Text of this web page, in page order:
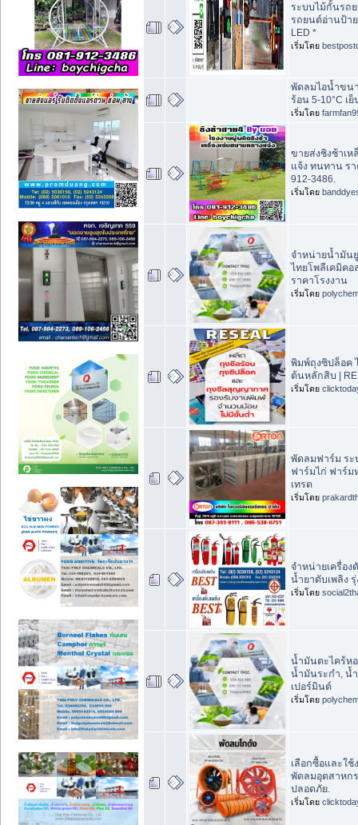
ระบบไม้กั้นรถ
รถยนต์อ่านป้า
LED *
เริ่มโดย
พัดลมไอน้ำขน
ร้อน 5-10°C เ
เริ่มโดย
ขายส่งชิงช้าเห
แจ้ง ทนทาน รา
912-3486.
เริ่มโดย
จำหน่ายน้ำมัน
ไทยโพลีเคมิค
ราคาโรงงาน
เริ่มโดย
พิมพ์ถุงซิปล็อค
ต้นหลักสิบ |
เริ่มโดย
พัดลมฟาร์ม ระ
ฟาร์มไก่ ฟาร์ม
เทรด
เริ่มโดย
จำหน่ายเครื่อง
น้ำยาดับเพลิง รุ่
เริ่มโดย
น้ำมันตะไคร้ห
น้ำมันระกำ, น้
เปอร์มินต์
เริ่มโดย
เลือกซื้อและใ
พัดลมอุตสาหก
ปลอดภัย.
เริ่มโดย